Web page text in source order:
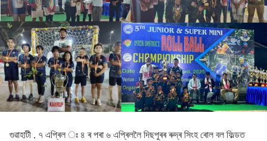
গুৱাহাটী , ৭ এপ্ৰিল ঃ ৪ ৰ পৰা ৬ এপ্ৰিললৈ দিছপুৰৰ ৰুদ্ৰ সিংহ ৰোল বল ফিল্ডত